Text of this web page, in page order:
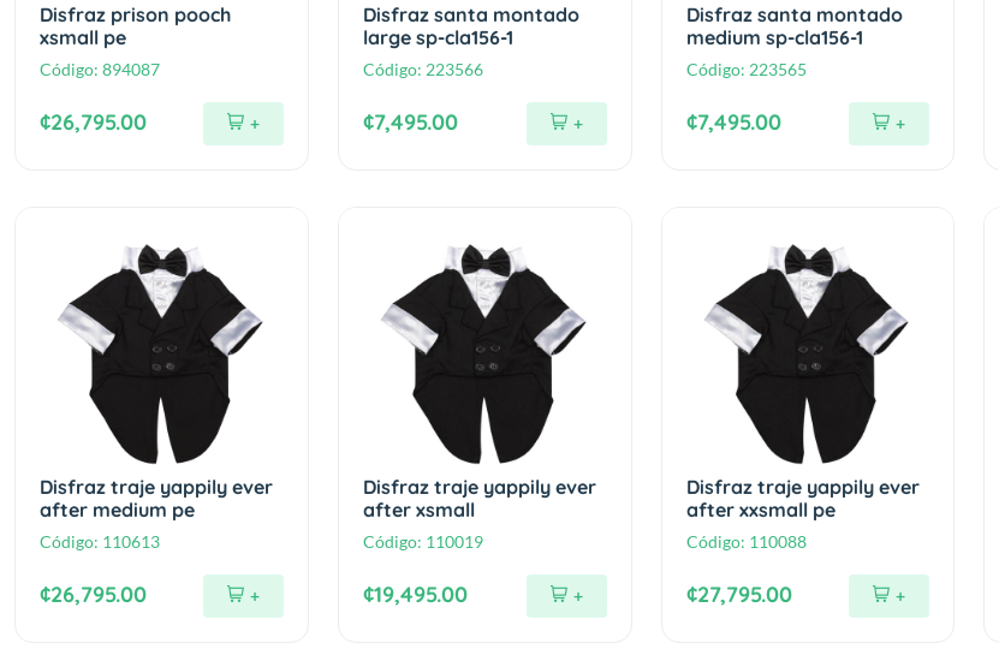
Disfraz prison pooch
xsmall pe
Código: 894087
¢26,795.00 +
Disfraz santa montado
large sp-cla156-1
Código: 223566
¢7,495.00 +
Disfraz santa montado
medium sp-cla156-1
Código: 223565
¢7,495.00 +
Disfraz traje yappily ever
after medium pe
Código: 110613
¢26,795.00 +
Disfraz traje yappily ever
after xsmall
Código: 110019
¢19,495.00 +
Disfraz traje yappily ever
after xxsmall pe
Código: 110088
¢27,795.00 +